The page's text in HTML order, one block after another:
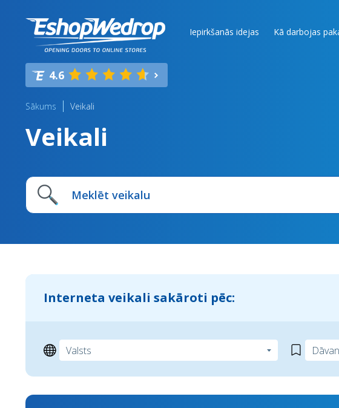
Iepirkšanās idejas Kā darbojas
4.6
Sākums Veikali
Veikali
Interneta veikali sakāroti pēc: